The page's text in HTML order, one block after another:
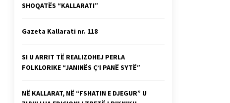
Faksimilet e një 83 vjetori lufte:
04/10/2025
Gazeta Kallarati nr. 114
06/02/2025
SHOQATËS “KALLARATI”
Gazeta Kallarati nr. 118
SI U ARRIT TË REALIZOHEJ PERLA
FOLKLORIKE “JANINËS Ç’I PANË SYTË”
NË KALLARAT, NË “FSHATIN E DJEGUR” U